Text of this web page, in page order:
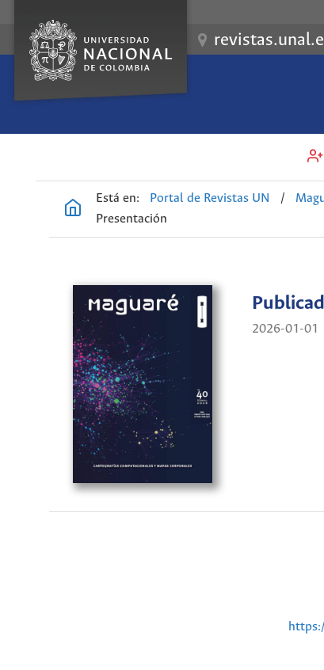
Está en: Portal de Revistas UN /
Presentación
2026-01-01